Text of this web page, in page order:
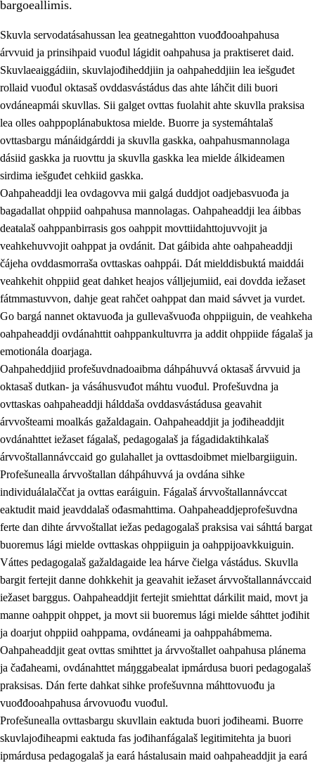
3.1 Fátmmasteaddji oahppanbiras
3.2 Oahpaheapmi ja heivehuvvon oahpahus
3.3 Ovttasbargu ruovttu ja skuvlla gaskka
3.4 Oahpahus oahppofitnodagas ja bargoeallimis
3.5 Profešuvdnasearvevuohta ja skuvlaovdáneapmi
bargoeallimis.
Skuvla servodatásahussan lea geatnegahtton vuođđooahpahusa
árvvuid ja prinsihpaid vuođul lágidit oahpahusa ja praktiseret daid.
Skuvlaeaiggádiin, skuvlajođiheddjiin ja oahpaheddjiin lea iešguđet
rollaid vuođul oktasaš ovddasvástádus das ahte láhčit dili buori
ovdáneapmái skuvllas. Sii galget ovttas fuolahit ahte skuvlla praksisa
lea olles oahppoplánabuktosa mielde. Buorre ja systemáhtalaš
ovttasbargu mánáidgárddi ja skuvlla gaskka, oahpahusmannolaga
dásiid gaskka ja ruovttu ja skuvlla gaskka lea mielde álkideamen
sirdima iešguđet cehkiid gaskka.
Oahpaheaddji lea ovdagovva mii galgá duddjot oadjebasvuođa ja
bagadallat ohppiid oahpahusa mannolagas. Oahpaheaddji lea áibbas
deaŧalaš oahppanbirrasis gos oahppit movttiidahttojuvvojit ja
veahkehuvvojit oahppat ja ovdánit. Dat gáibida ahte oahpaheaddji
čájeha ovddasmorraša ovttaskas oahppái. Dát mielddisbuktá maiddái
veahkehit ohppiid geat dahket heajos válljejumiid, eai dovdda iežaset
fátmmastuvvon, dahje geat rahčet oahppat dan maid sávvet ja vurdet.
Go bargá nannet oktavuođa ja gullevašvuođa ohppiiguin, de veahkeha
oahpaheaddji ovdánahttit oahppankultuvrra ja addit ohppiide fágalaš ja
emotionála doarjaga.
Oahpaheddjiid profešuvdnadoaibma dáhpáhuvvá oktasaš árvvuid ja
oktasaš dutkan- ja vásáhusvuđot máhtu vuođul. Profešuvdna ja
ovttaskas oahpaheaddji hálddaša ovddasvástádusa geavahit
árvvošteami moalkás gažaldagain. Oahpaheaddjit ja jođiheaddjit
ovdánahttet iežaset fágalaš, pedagogalaš ja fágadidaktihkalaš
árvvoštallannávccaid go gulahallet ja ovttasdoibmet mielbargiiguin.
Profešunealla árvvoštallan dáhpáhuvvá ja ovdána sihke
individuálalaččat ja ovttas earáiguin. Fágalaš árvvoštallannávccat
eaktudit maid jeavddalaš ođasmahttima. Oahpaheaddjeprofešuvdna
ferte dan dihte árvvoštallat iežas pedagogalaš praksisa vai sáhttá bargat
buoremus lági mielde ovttaskas ohppiiguin ja oahppijoavkkuiguin.
Váttes pedagogalaš gažaldagaide lea hárve čielga vástádus. Skuvlla
bargit fertejit danne dohkkehit ja geavahit iežaset árvvoštallannávccaid
iežaset barggus. Oahpaheaddjit fertejit smiehttat dárkilit maid, movt ja
manne oahppit ohppet, ja movt sii buoremus lági mielde sáhttet jođihit
ja doarjut ohppiid oahppama, ovdáneami ja oahppahábmema.
Oahpaheaddjit geat ovttas smihttet ja árvvoštallet oahpahusa plánema
ja čađaheami, ovdánahttet máŋggabealat ipmárdusa buori pedagogalaš
praksisas. Dán ferte dahkat sihke profešuvnna máhttovuođu ja
vuođđooahpahusa árvovuođu vuođul.
Profešunealla ovttasbargu skuvllain eaktuda buori jođiheami. Buorre
skuvlajođiheapmi eaktuda fas jođihanfágalaš legitimitehta ja buori
ipmárdusa pedagogalaš ja eará hástalusain maid oahpaheaddjit ja eará